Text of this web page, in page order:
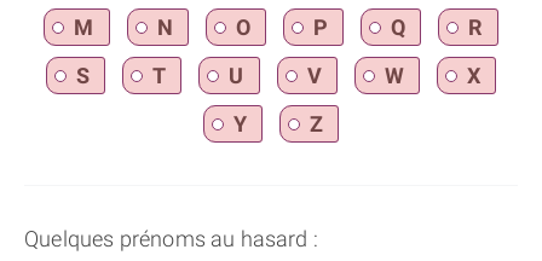
M
N O P Q
R
S
T U V W
X
Y
Z
Quelques prénoms au hasard :